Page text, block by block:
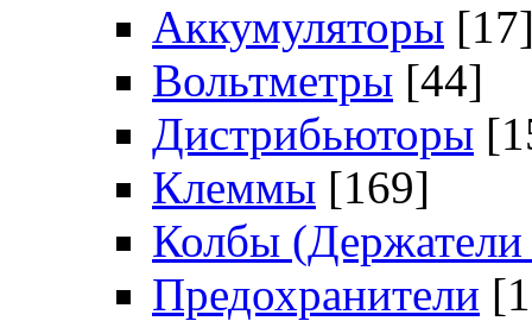
Аккумуляторы
Вольтметры [44]
Дистрибьюторы
Клеммы [169]
Колбы (Держатели
Предохранители